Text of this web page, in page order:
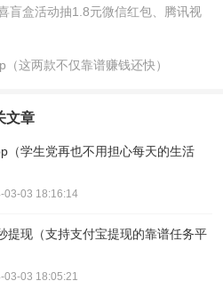
盲盒活动抽1.8元微信红包、腾讯视
这两款不仅靠谱赚钱还快）
文章
（学生党再也不用担心每天的生活
03-03 18:16:14
提现（支持支付宝提现的靠谱任务平
03-03 18:05:21